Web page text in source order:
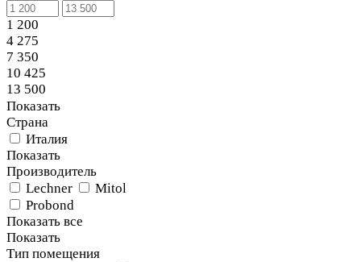
1 200
4 275
7 350
10 425
13 500
Показать
Страна
Италия
Показать
Производитель
Lechner
Mitol
Probond
Показать все
Показать
Тип помещения